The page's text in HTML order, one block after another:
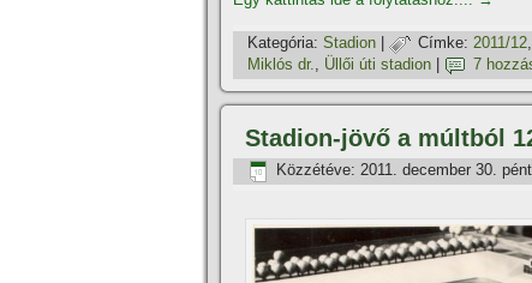
Kategória: Stadion Címke: 2011/12,
Miklós dr., Üllői úti stadion 7
Stadion-jövő a múltból
Közzétéve: 2011. december 30.